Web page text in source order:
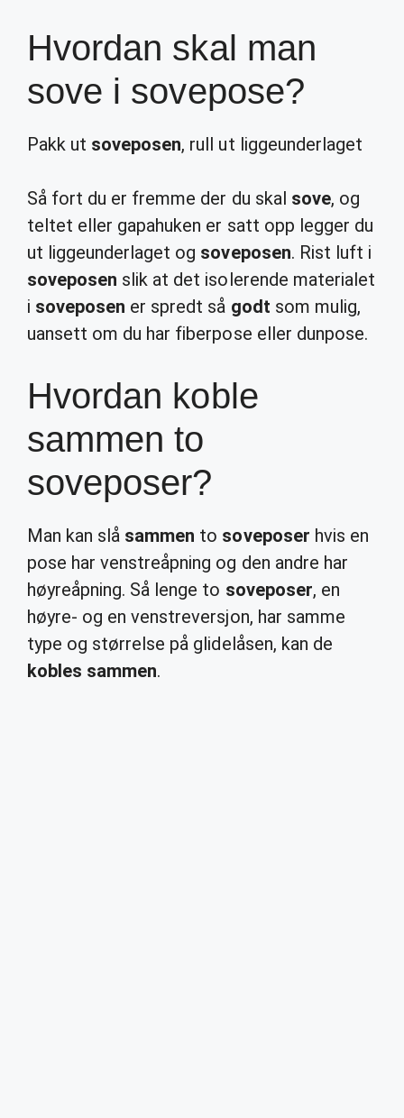
Hvordan skal man
sove i sovepose?
Pakk ut soveposen, rull ut liggeunderlaget
Så fort du er fremme der du skal sove, og
teltet eller gapahuken er satt opp legger du
ut liggeunderlaget og soveposen. Rist luft i
soveposen slik at det isolerende materialet
i soveposen er spredt så godt som mulig,
uansett om du har fiberpose eller dunpose.
Hvordan koble
sammen to
soveposer?
Man kan slå sammen to soveposer hvis en
pose har venstreåpning og den andre har
høyreåpning. Så lenge to soveposer, en
høyre- og en venstreversjon, har samme
type og størrelse på glidelåsen, kan de
kobles sammen.